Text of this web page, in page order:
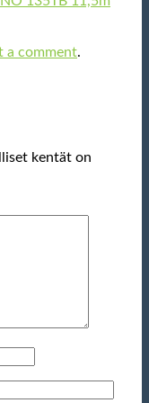
a comment.
kentät on